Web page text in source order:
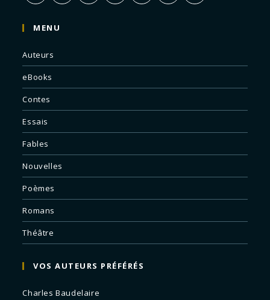
MENU
Auteurs
eBooks
Contes
Essais
Fables
Nouvelles
Poèmes
Romans
Théâtre
VOS AUTEURS PRÉFÉRÉS
Charles Baudelaire